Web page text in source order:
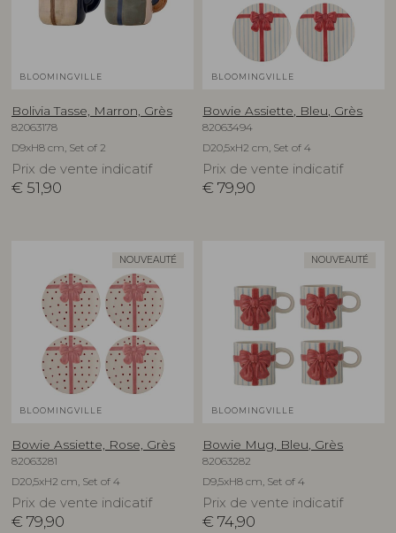
BLOOMINGVILLE
Bolivia Tasse, Marron, Grès
82063178
D9xH8 cm, Set of 2
Prix de vente indicatif
€ 51,90
BLOOMINGVILLE
Bowie Assiette, Bleu, Grès
82063494
D20,5xH2 cm, Set of 4
Prix de vente indicatif
€ 79,90
NOUVEAUTÉ
BLOOMINGVILLE
Bowie Assiette, Rose, Grès
82063281
D20,5xH2 cm, Set of 4
Prix de vente indicatif
€ 79,90
NOUVEAUTÉ
BLOOMINGVILLE
Bowie Mug, Bleu, Grès
82063282
D9,5xH8 cm, Set of 4
Prix de vente indicatif
€ 74,90